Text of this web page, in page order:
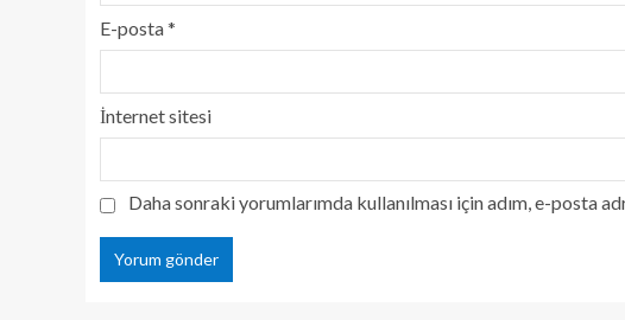
E-posta*
İnternet sitesi
Daha sonraki yorumlarımda kullanılması için adım, e-posta